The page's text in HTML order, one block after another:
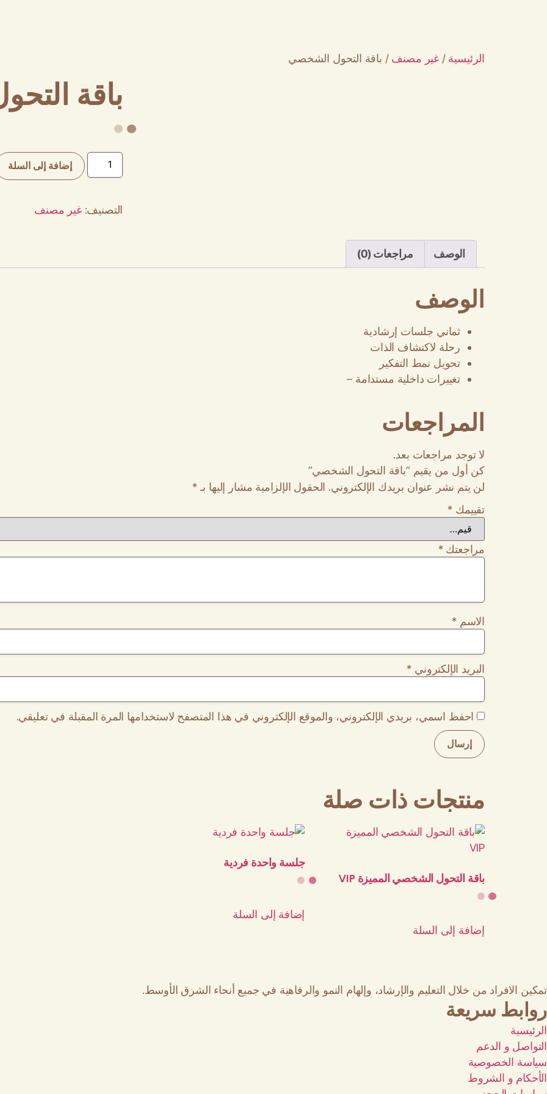
الرئيسية /غير مصنف / باقة التحول الشخصي
باقة
إضافة إلى السلة
التصنيف:غير مصنف
الوصف مراجعات (0)
الوصف
ثماني جلسات إرشادية
رحلة لاكتشاف الذات
تحويل نمط التفكير
تغييرات داخلية مستدامة –
المراجعات
لا توجد مراجعات بعد.
كن أول من يقيم “باقة التحول الشخصي”
لن يتم نشر عنوان بريدك الإلكتروني. الحقول الإلزامية مشار إليها بـ*
تقييمك *
مراجعتك*
الاسم*
البريد الإلكتروني *
احفظ اسمي، بريدي الإلكتروني، والموقع الإلكتروني في هذا المتصفح لاستخدامها المرة المقبلة في تعليقي.
منتجات ذات صلة
باقة التحول الشخصي المميزة VIP
إضافة إلى السلة
جلسة واحدة فردية
إضافة إلى السلة
تمكين الافراد من خلال التعليم والإرشاد، وإلهام النمو والرفاهية في جميع أنحاء الشرق الأوسط.
روابط سريعة
الرئيسية
التواصل و الدعم
سياسة الخصوصية
الأحكام و الشروط